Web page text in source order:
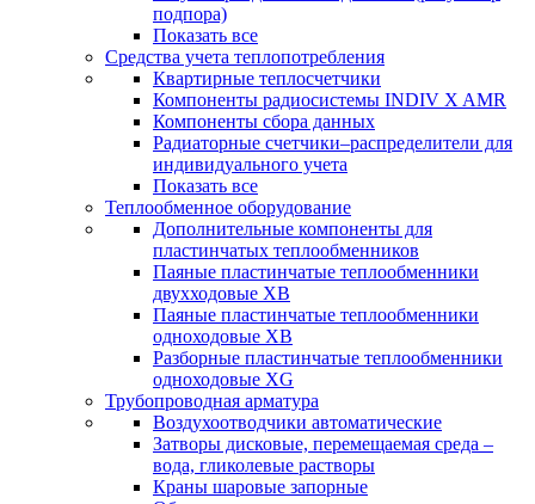
подпора)
Показать все
Средства учета теплопотребления
Квартирные теплосчетчики
Компоненты радиосистемы INDIV X AMR
Компоненты сбора данных
Радиаторные счетчики–распределители для
индивидуального учета
Показать все
Теплообменное оборудование
Дополнительные компоненты для
пластинчатых теплообменников
Паяные пластинчатые теплообменники
двухходовые XB
Паяные пластинчатые теплообменники
одноходовые ХВ
Разборные пластинчатые теплообменники
одноходовые ХG
Трубопроводная арматура
Воздухоотводчики автоматические
Затворы дисковые, перемещаемая среда –
вода, гликолевые растворы
Краны шаровые запорные